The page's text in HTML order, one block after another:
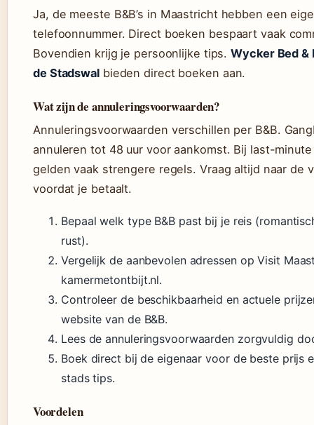
Ja, de meeste B&B’s in Maastricht hebben een
telefoonnummer. Direct boeken bespaart vaak
Bovendien krijg je persoonlijke tips.Wycker Bed &
de Stadswalbieden direct boeken aan.
Wat zijn de annuleringsvoorwaarden?
Annuleringsvoorwaarden verschillen per B&B.
annuleren tot 48 uur voor aankomst. Bij last-
gelden vaak strengere regels. Vraag altijd naar de
voordat je betaalt.
Bepaal welk type B&B past bij je reis
rust).
Vergelijk de aanbevolen adressen op Visit
kamermetontbijt.nl.
Controleer de beschikbaarheid en actuele
website van de B&B.
Lees de annuleringsvoorwaarden zorgvuldig
Boek direct bij de eigenaar voor de beste prijs
stads tips.
Voordelen